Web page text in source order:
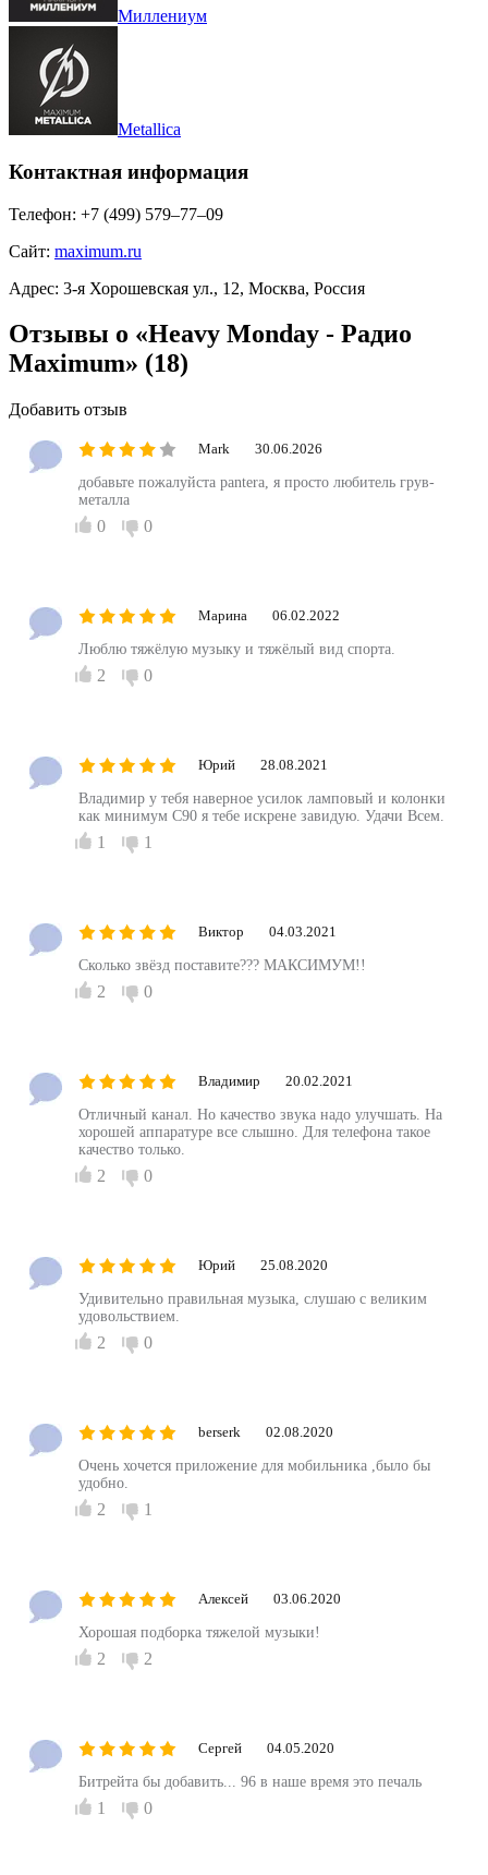
Миллениум
Metallica
Контактная информация
Телефон: +7 (499) 579‒77‒09
Сайт: maximum.ru
Адрес: 3-я Хорошевская ул., 12, Москва, Россия
Отзывы о «Heavy Monday - Радио
Maximum» (18)
Добавить отзыв
Mark 30.06.2026
добавьте пожалуйста pantera, я просто любитель грув-
металла
0 0
Марина 06.02.2022
Люблю тяжёлую музыку и тяжёлый вид спорта.
2 0
Юрий 28.08.2021
Владимир у тебя наверное усилок ламповый и колонки
как минимум С90 я тебе искрене завидую. Удачи Всем.
1 1
Виктор 04.03.2021
Сколько звёзд поставите??? МАКСИМУМ!!
2 0
Владимир 20.02.2021
Отличный канал. Но качество звука надо улучшать. На
хорошей аппаратуре все слышно. Для телефона такое
качество только.
2 0
Юрий 25.08.2020
Удивительно правильная музыка, слушаю с великим
удовольствием.
2 0
berserk 02.08.2020
Очень хочется приложение для мобильника ,было бы
удобно.
2 1
Алексей 03.06.2020
Хорошая подборка тяжелой музыки!
2 2
Сергей 04.05.2020
Битрейта бы добавить... 96 в наше время это печаль
1 0